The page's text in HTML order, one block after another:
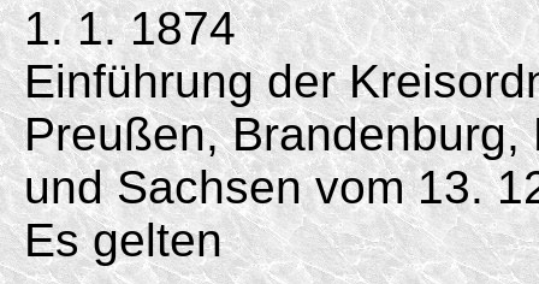
1. 1. 1874
Einführung der
Preußen,
und Sachsen vom 13.
Es gelten